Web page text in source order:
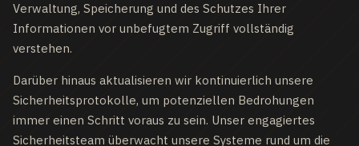
Verwaltung, Speicherung und des Schutzes Ihrer
Informationen vor unbefugtem Zugriff vollständig
verstehen.
Darüber hinaus aktualisieren wir kontinuierlich unsere
Sicherheitsprotokolle, um potenziellen Bedrohungen
immer einen Schritt voraus zu sein. Unser engagiertes
Sicherheitsteam überwacht unsere Systeme rund um die